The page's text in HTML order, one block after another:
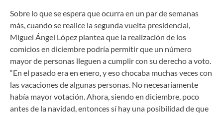
Sobre lo que se espera que ocurra en un par de semanas
más, cuando se realice la segunda vuelta presidencial,
Miguel Ángel López plantea que la realización de los
comicios en diciembre podría permitir que un número
mayor de personas lleguen a cumplir con su derecho a voto.
“En el pasado era en enero, y eso chocaba muchas veces con
las vacaciones de algunas personas. No necesariamente
había mayor votación. Ahora, siendo en diciembre, poco
antes de la navidad, entonces sí hay una posibilidad de que